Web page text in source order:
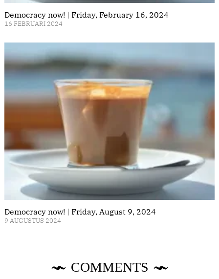
Democracy now! | Friday, February 16, 2024
16 FEBRUARI 2024
Democracy now! | Friday, August 9, 2024
9 AUGUSTUS 2024
COMMENTS